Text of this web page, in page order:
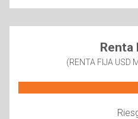
Renta
(RENTA FIJA USD